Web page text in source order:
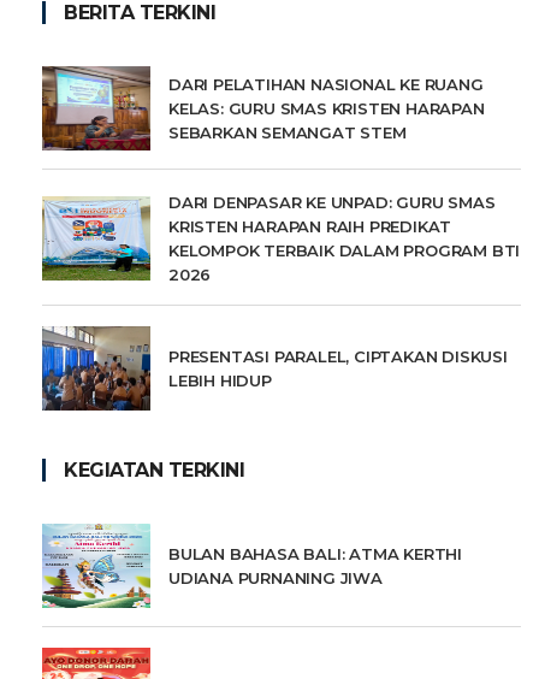
BERITA TERKINI
DARI PELATIHAN NASIONAL KE RUANG
KELAS: GURU SMAS KRISTEN HARAPAN
SEBARKAN SEMANGAT STEM
DARI DENPASAR KE UNPAD: GURU SMAS
KRISTEN HARAPAN RAIH PREDIKAT
KELOMPOK TERBAIK DALAM PROGRAM BTI
2026
PRESENTASI PARALEL, CIPTAKAN DISKUSI
LEBIH HIDUP
KEGIATAN TERKINI
BULAN BAHASA BALI: ATMA KERTHI
UDIANA PURNANING JIWA